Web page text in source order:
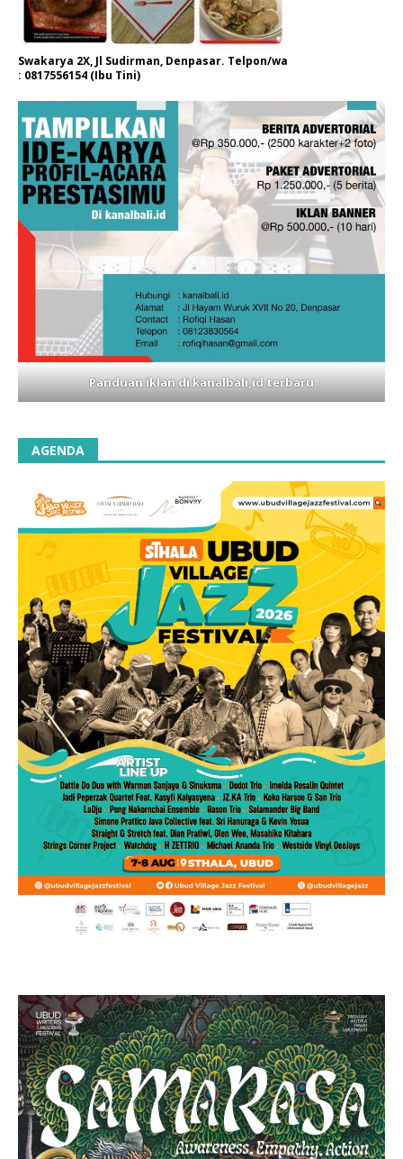
Swakarya 2X, Jl Sudirman, Denpasar. Telpon/wa
: 0817556154 (Ibu Tini)
Panduan iklan di kanalbali,id terbaru
AGENDA